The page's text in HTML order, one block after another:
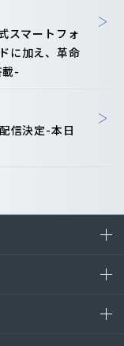
スマートフォ
に加え、革命
-
信決定-本日